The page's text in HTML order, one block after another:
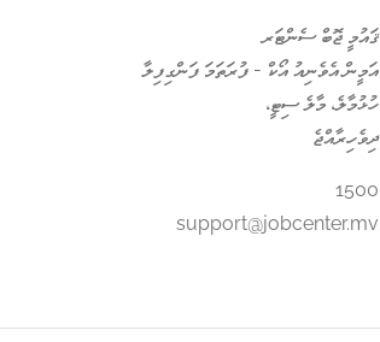
ޤައުމީ ޖޮބް ސެންޓަރ
އަމީން އެވެނިއު އޯކް - ފުރަތަމަ ފަންގިފިލާ
ހުޅުމާލެ، މާލެ ސިޓީ،
ދިވެހިރާއްޖެ
1500
support@jobcenter.mv